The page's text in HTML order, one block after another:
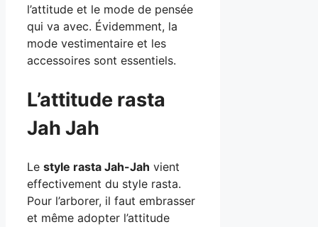
l’attitude et le mode de pensée
qui va avec. Évidemment, la
mode vestimentaire et les
accessoires sont essentiels.
L’attitude rasta
Jah Jah
Le style rasta Jah-Jah vient
effectivement du style rasta.
Pour l’arborer, il faut embrasser
et même adopter l’attitude